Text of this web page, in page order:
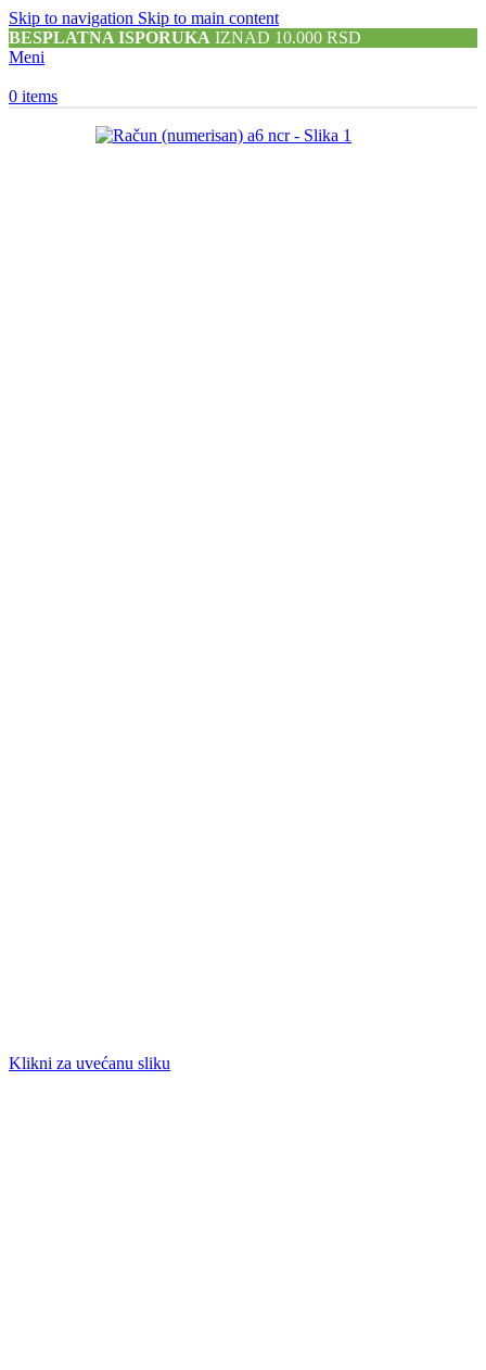
Skip to navigation Skip to main content
BESPLATNA ISPORUKA IZNAD 10.000 RSD
Meni
0 items
Klikni za uvećanu sliku